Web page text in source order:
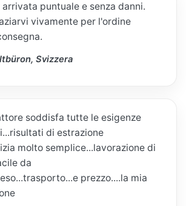
arrivata puntuale e senza danni.
vivamente per l'ordine
Svizzera
soddisfa tutte le esigenze
di estrazione
molto semplice...lavorazione di
da
prezzo....la mia